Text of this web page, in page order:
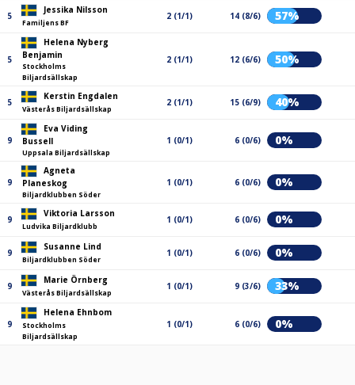
5
Jessika Nilsson
Familjens BF
2 (1/1) 14 (8/6) 57%
5
Helena Nyberg
Benjamin
Stockholms
Biljardsällskap
2 (1/1) 12 (6/6) 50%
5
Kerstin Engdalen
Västerås Biljardsällskap
2 (1/1) 15 (6/9) 40%
9
Eva Viding
Bussell
Uppsala Biljardsällskap
1 (0/1) 6 (0/6) 0%
9
Agneta
Planeskog
Biljardklubben Söder
1 (0/1) 6 (0/6) 0%
9
Viktoria Larsson
Ludvika Biljardklubb
1 (0/1) 6 (0/6) 0%
9
Susanne Lind
Biljardklubben Söder
1 (0/1) 6 (0/6) 0%
9
Marie Örnberg
Västerås Biljardsällskap
1 (0/1) 9 (3/6) 33%
9
Helena Ehnbom
Stockholms
Biljardsällskap
1 (0/1) 6 (0/6) 0%